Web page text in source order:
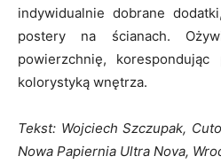
indywidualnie dobrane
postery na ścianach.
powierzchnię,
kolorystyką wnętrza.
Tekst: Wojciech Szczupak,
Nowa Papiernia Ultra Nova,